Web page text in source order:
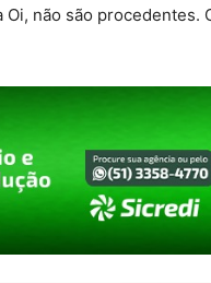
não são procedentes.